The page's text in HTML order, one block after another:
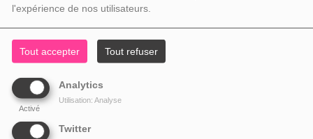
l'expérience de nos utilisateurs.
Tout accepter Tout refuser
Analytics
Activé
Utilisation: Analyse
Twitter